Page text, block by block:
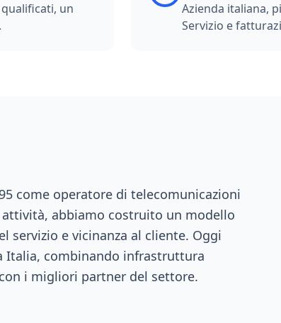
un
Azienda italiana,
Servizio e
come operatore di telecomunicazioni
abbiamo costruito un modello
servizio e vicinanza al cliente. Oggi
combinando infrastruttura
i migliori partner del settore.